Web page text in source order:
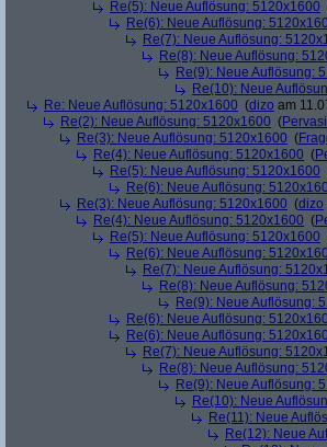
Re(5): Neue Auflösung: 5120x1600
Re(6): Neue Auflösung:
Re(7): Neue Auflösung:
Re(8): Neue Auflösung:
Re(9): Neue Auflösung:
Re(10): Neue
Re: Neue Auflösung: 5120x1600 (dizo am
Re(2): Neue Auflösung: 5120x1600 (
Re(3): Neue Auflösung: 5120x1600 (
Re(4): Neue Auflösung: 5120x1600 (
Re(5): Neue Auflösung: 5120x1600
Re(6): Neue Auflösung:
Re(3): Neue Auflösung: 5120x1600 (dizo
Re(4): Neue Auflösung: 5120x1600 (
Re(5): Neue Auflösung: 5120x1600
Re(6): Neue Auflösung:
Re(7): Neue Auflösung:
Re(8): Neue Auflösung:
Re(9): Neue Auflösung:
Re(6): Neue Auflösung:
Re(6): Neue Auflösung:
Re(7): Neue Auflösung:
Re(8): Neue Auflösung:
Re(9): Neue Auflösung:
Re(10): Neue
Re(11): Neue
Re(12): Neue